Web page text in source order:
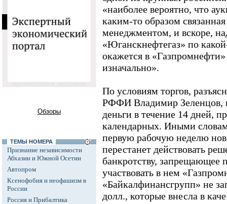
Обзоры
ТЕМЫ НОМЕРА
Признание независимости
Абхазии и Южной Осетии
Автопром
Ксенофобия и неофашизм в
России
Россия и Прибалтика
«наиболее вероятно, что
каким-то образом
менеджментом, и вскоре,
«Юганскнефтегаз» по
окажется в
изначально».
По условиям торгов,
РФФИ Владимир Зеленцов,
деньги в течение 14 дней,
календарных. Иными
первую рабочую неделю
перестанет действовать
банкротству, запрещающее
участвовать в нем
«Байкалфинансгрупп» не
долл., которые внесла в